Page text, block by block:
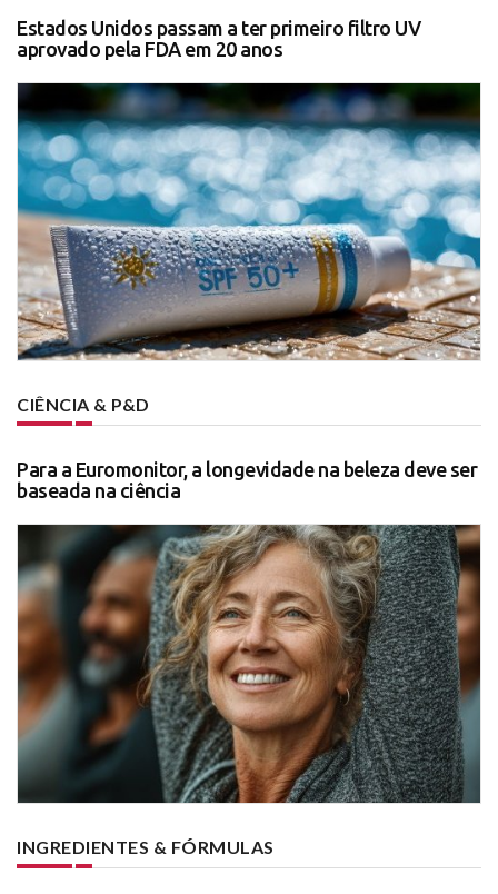
Estados Unidos passam a ter primeiro filtro UV
aprovado pela FDA em 20 anos
CIÊNCIA & P&D
Para a Euromonitor, a longevidade na beleza deve ser
baseada na ciência
INGREDIENTES & FÓRMULAS